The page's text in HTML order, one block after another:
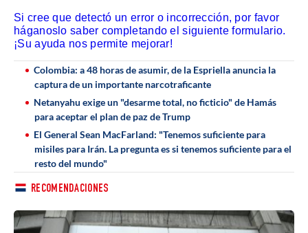
Si cree que detectó un error o incorrección, por favor
háganoslo saber completando el siguiente formulario.
¡Su ayuda nos permite mejorar!
Colombia: a 48 horas de asumir, de la Espriella anuncia la
captura de un importante narcotraficante
Netanyahu exige un "desarme total, no ficticio" de Hamás
para aceptar el plan de paz de Trump
El General Sean MacFarland: "Tenemos suficiente para
misiles para Irán. La pregunta es si tenemos suficiente para el
resto del mundo"
RECOMENDACIONES